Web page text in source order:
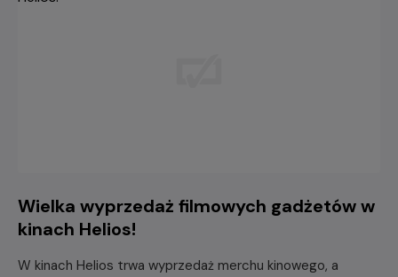
Wielka wyprzedaż filmowych gadżetów w
kinach Helios!
W kinach Helios trwa wyprzedaż merchu kinowego, a